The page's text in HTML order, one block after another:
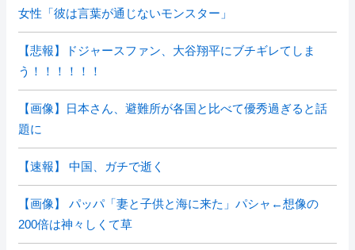
女性「彼は言葉が通じないモンスター」
【悲報】ドジャースファン、大谷翔平にブチギレてしま
う！！！！！！
【画像】日本さん、避難所が各国と比べて優秀過ぎると話
題に
【速報】 中国、ガチで逝く
【画像】 パッパ「妻と子供と海に来た」パシャ←想像の
200倍は神々しくて草